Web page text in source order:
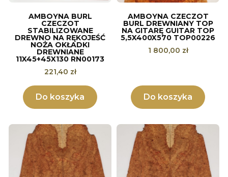
AMBOYNA BURL
CZECZOT
STABILIZOWANE
DREWNO NA RĘKOJEŚĆ
NOŻA OKŁADKI
DREWNIANE
11X45+45X130 RN00173
Cena
221,40 zł
Do koszyka
AMBOYNA CZECZOT
BURL DREWNIANY TOP
NA GITARĘ GUITAR TOP
5,5X400X570 TOP00226
Cena
1 800,00 zł
Do koszyka